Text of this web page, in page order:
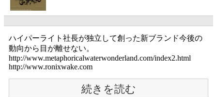
ハイパーライト社長が独立して創った新ブランド今後の
動向から目が離せない。
http://www.metaphoricalwaterwonderland.com/index2.html
http://www.ronixwake.com
続きを読む